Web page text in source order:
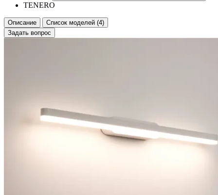
TENERO
Описание
Список моделей (4)
Задать вопрос